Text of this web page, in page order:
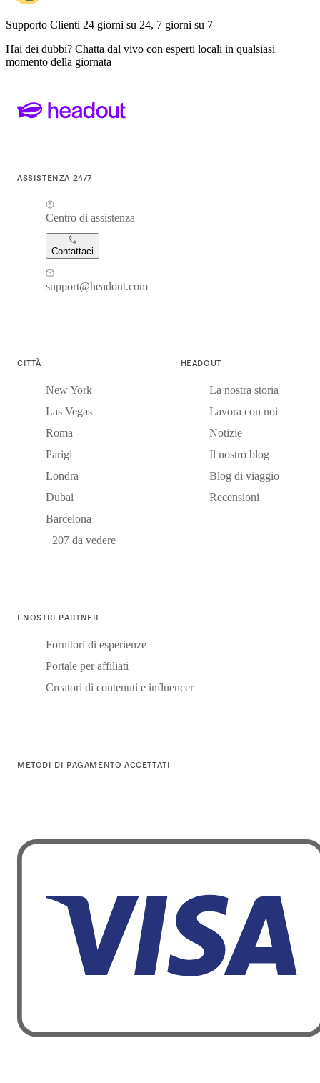
Supporto Clienti 24 giorni su 24, 7 giorni su 7
Hai dei dubbi? Chatta dal vivo con esperti locali in qualsiasi
momento della giornata
ASSISTENZA 24/7
Centro di assistenza
Contattaci
support@headout.com
CITTÀ
New York
Las Vegas
Roma
Parigi
Londra
Dubai
Barcelona
+207 da vedere
HEADOUT
La nostra storia
Lavora con noi
Notizie
Il nostro blog
Blog di viaggio
Recensioni
I NOSTRI PARTNER
Fornitori di esperienze
Portale per affiliati
Creatori di contenuti e influencer
METODI DI PAGAMENTO ACCETTATI